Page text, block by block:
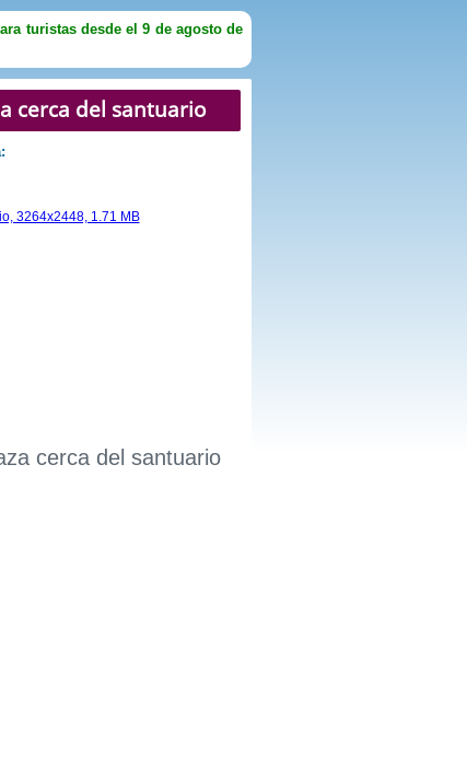
turistas desde el 9 de agosto de
cerca del santuario
cerca del santuario